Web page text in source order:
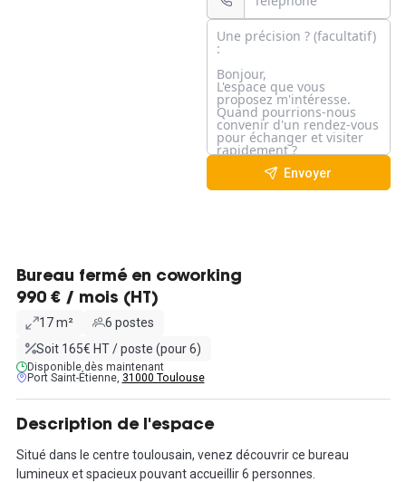
Envoyer
Bureau fermé en coworking
990 € / mois (HT)
17 m²
6 postes
Soit 165€ HT / poste (pour 6)
Disponible dès maintenant
Port Saint-Étienne, 31000 Toulouse
Description de l'espace
Situé dans le centre toulousain, venez découvrir ce bureau
lumineux et spacieux pouvant accueillir 6 personnes.